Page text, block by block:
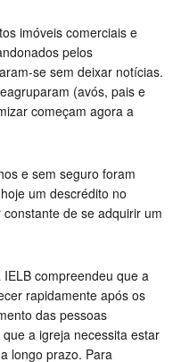
imóveis comerciais e
pelos
se sem deixar notícias.
(avós, pais e
começam agora a
e sem seguro foram
um descrédito no
de se adquirir um
compreendeu que a
rapidamente após os
das pessoas
a igreja necessita estar
longo prazo. Para